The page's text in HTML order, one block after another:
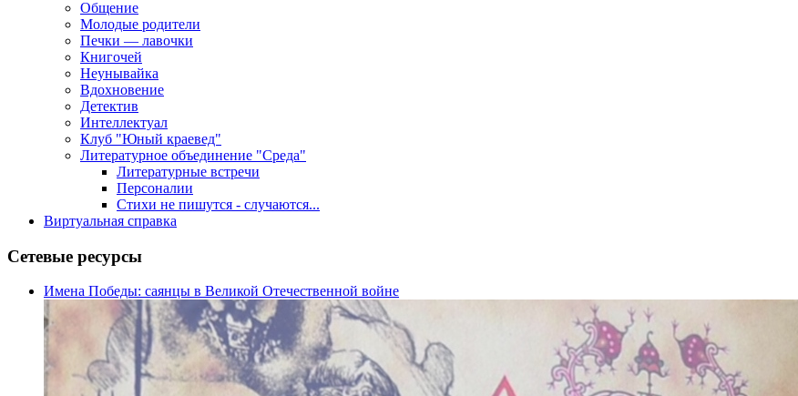
Общение
Молодые родители
Печки — лавочки
Книгочей
Неунывайка
Вдохновение
Детектив
Интеллектуал
Клуб "Юный краевед"
Литературное объединение "Среда"
Литературные встречи
Персоналии
Стихи не пишутся - случаются...
Виртуальная справка
Сетевые ресурсы
Имена Победы: саянцы в Великой Отечественной войне